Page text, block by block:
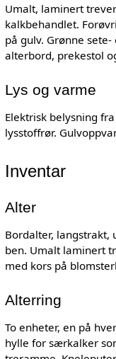
Umalt, laminert
kalkbehandlet.
på gulv. Grønne
alterbord, prekestol
Lys og varme
Elektrisk belysning
lysstoffrør.
Inventar
Alter
Bordalter, langstrakt,
ben. Umalt laminert
med kors på
Alterring
To enheter, en på
hylle for særkalker